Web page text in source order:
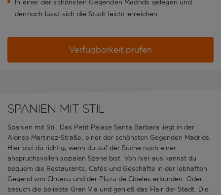
In einer der schönsten Gegenden Madrids gelegen und
dennoch lässt sich die Stadt leicht erreichen
Verfügbarkeit prüfen
Spanien mit Stil
Spanien mit Stil. Das Petit Palace Santa Barbara liegt in der
Alonso Martinez-Straße, einer der schönsten Gegenden Madrids.
Hier bist du richtig, wenn du auf der Suche nach einer
anspruchsvollen sozialen Szene bist. Von hier aus kannst du
bequem die Restaurants, Cafés und Geschäfte in der lebhaften
Gegend von Chueca und der Plaza de Cibeles erkunden. Oder
besuch die beliebte Gran Via und genieß das Flair der Stadt. Die